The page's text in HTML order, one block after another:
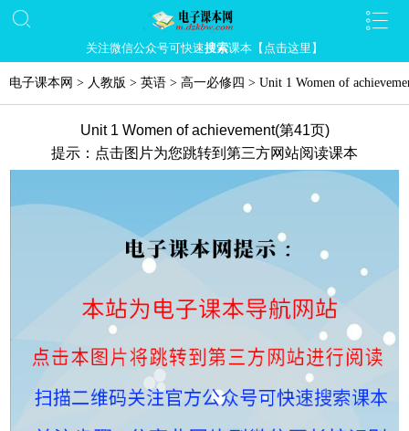
关注微信公众号可快速搜索课本【点击这里】
电子课本网 > 人教版 > 英语 > 高一必修四 > Unit 1 Women of
Unit 1 Women of achievement(第41页)
提示：点击图片为您跳转到第三方网站阅读课本